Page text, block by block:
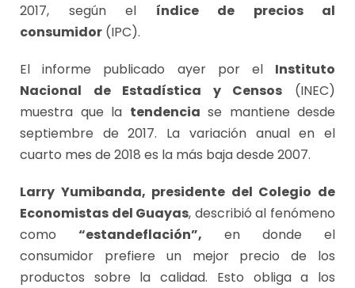
2017, según el índice de precios al
consumidor (IPC).
El informe publicado ayer por el Instituto
Nacional de Estadística y Censos (INEC)
muestra que la tendencia se mantiene desde
septiembre de 2017. La variación anual en el
cuarto mes de 2018 es la más baja desde 2007.
Larry Yumibanda, presidente del Colegio de
Economistas del Guayas, describió al fenómeno
como “estandeflación”, en donde el
consumidor prefiere un mejor precio de los
productos sobre la calidad. Esto obliga a los